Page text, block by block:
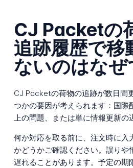
CJ Packetの
追跡履歴で移
ないのはなぜ
CJ Packetの荷物の追跡が数日間
つかの要因が考えられます：国際
上の問題、または単に情報更新の
何か対応を取る前に、注文時に入
かどうかご確認ください。誤りや
遅れることがあります。予定の期